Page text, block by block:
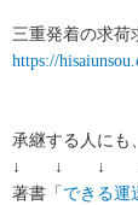
三重発着の求荷
https://
承継する人にも
↓ ↓ ↓
著書「 できる運